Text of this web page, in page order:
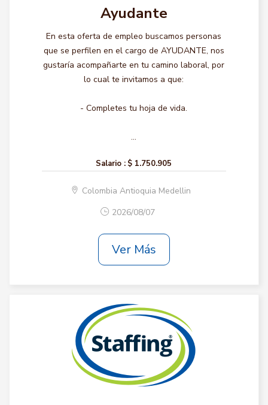
Ayudante
En esta oferta de empleo buscamos personas
que se perfilen en el cargo de AYUDANTE, nos
gustaría acompañarte en tu camino laboral, por
lo cual te invitamos a que:
- Completes tu hoja de vida.
...
Salario : $ 1.750.905
Colombia Antioquia Medellin
2026/08/07
Ver Más